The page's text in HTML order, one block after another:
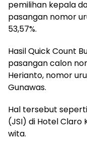
pemilihan kepala
pasangan nomor
53,57%.
Hasil Quick Count
pasangan calon
Herianto, nomor
Gunawas.
Hal tersebut
(JSI) di Hotel Claro
wita.